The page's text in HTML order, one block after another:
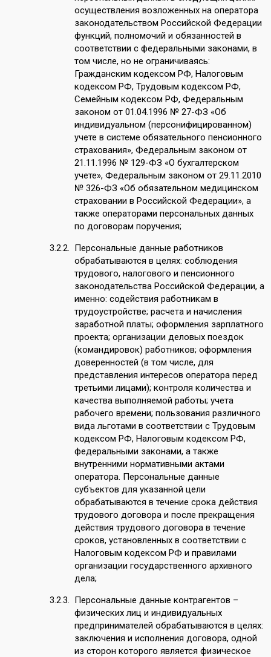
осуществления возложенных на оператора
законодательством Российской Федерации
функций, полномочий и обязанностей в
соответствии с федеральными законами, в
том числе, но не ограничиваясь:
Гражданским кодексом РФ, Налоговым
кодексом РФ, Трудовым кодексом РФ,
Семейным кодексом РФ, Федеральным
законом от 01.04.1996 № 27-ФЗ «Об
индивидуальном (персонифицированном)
учете в системе обязательного пенсионного
страхования», Федеральным законом от
21.11.1996 № 129-ФЗ «О бухгалтерском
учете», Федеральным законом от 29.11.2010
№ 326-ФЗ «Об обязательном медицинском
страховании в Российской Федерации», а
также операторами персональных данных
по договорам поручения;
Персональные данные работников
обрабатываются в целях: соблюдения
трудового, налогового и пенсионного
законодательства Российской Федерации, а
именно: содействия работникам в
трудоустройстве; расчета и начисления
заработной платы; оформления зарплатного
проекта; организации деловых поездок
(командировок) работников; оформления
доверенностей (в том числе, для
представления интересов оператора перед
третьими лицами); контроля количества и
качества выполняемой работы; учета
рабочего времени; пользования различного
вида льготами в соответствии с Трудовым
кодексом РФ, Налоговым кодексом РФ,
федеральными законами, а также
внутренними нормативными актами
оператора. Персональные данные
субъектов для указанной цели
обрабатываются в течение срока действия
трудового договора и после прекращения
действия трудового договора в течение
сроков, установленных в соответствии с
Налоговым кодексом РФ и правилами
организации государственного архивного
дела;
Персональные данные контрагентов –
физических лиц и индивидуальных
предпринимателей обрабатываются в целях:
заключения и исполнения договора, одной
из сторон которого является физическое